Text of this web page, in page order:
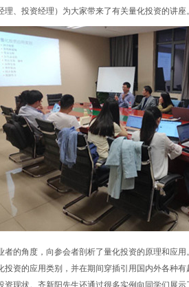
、投资经理）为大家带来了有关量化投资的讲座。
者的角度，向参会者剖析了量化投资的原理和应
投资的应用类别，并在期间穿插引用国内外各种
资现状。齐新阳先生还通过很多实例向同学们展